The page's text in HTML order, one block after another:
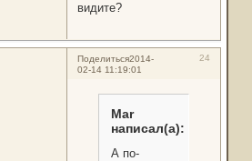
видите?
Поделиться 24
2014-
02-14 11:19:01
Mar
написал(а):
А по-